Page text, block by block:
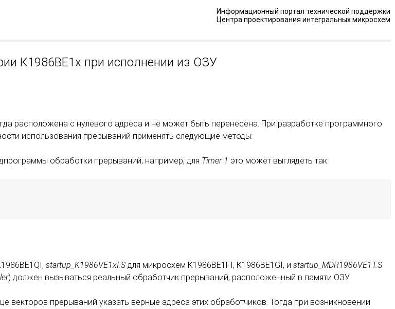
Информационный портал технической поддержки
Центра проектирования интегральных микросхем
К1986ВЕ1x при исполнении из ОЗУ
расположена с нулевого адреса и не может быть перенесена. При разработке программного
использования прерываний применять следующие методы:
обработки прерываний, например, для Timer 1 это может выглядеть так:
startup_K1986VE1xI.S для микросхем К1986ВЕ1FI, К1986ВЕ1GI, и startup_MDR1986VE1T.S
) должен вызываться реальный обработчик прерываний, расположенный в памяти ОЗУ.
векторов прерываний указать верные адреса этих обработчиков. Тогда при возникновении